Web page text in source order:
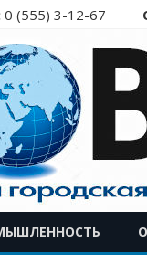
0 (555) 3-12-67